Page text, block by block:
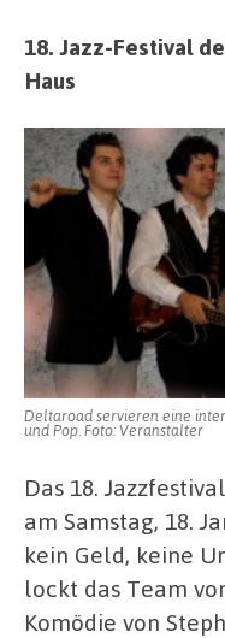
18. Jazz-Festival
Haus
Deltaroad servieren eine
und Pop. Foto: Veranstalter
Das 18.
am Samstag, 18.
kein Geld, keine
lockt das Team
Komödie von